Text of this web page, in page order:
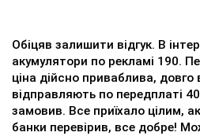
Обіцяв залишити відгук. В
акумулятори по рекламі 190.
ціна дійсно приваблива,
відправляють по передплаті
замовив. Все приїхало цілим,
банки перевірив, все добре!